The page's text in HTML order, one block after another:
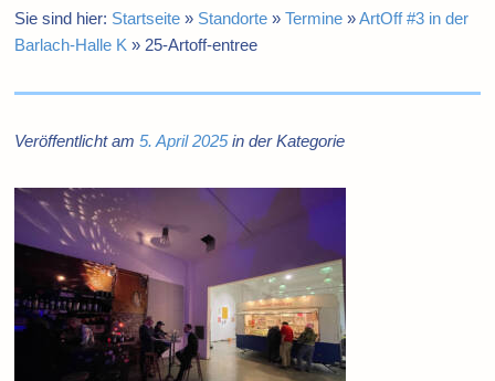
Sie sind hier: Startseite » Standorte »Termine »ArtOff #3 in der
Barlach-Halle K » 25-Artoff-entree
Veröffentlicht am5. April 2025in der Kategorie